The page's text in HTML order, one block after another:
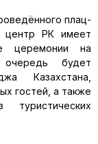
плац-
центр РК имеет
церемонии на
будет
Казахстана,
гостей, а также